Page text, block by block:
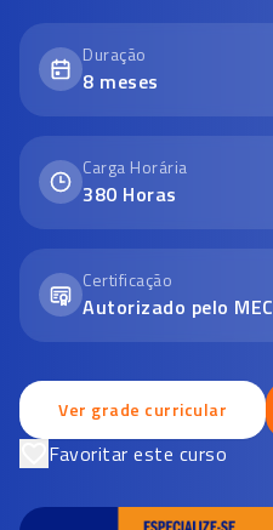
Duração
8 meses
Carga Horária
380 Horas
Certificação
Autorizado pelo MEC
Ver grade curricular
Favoritar este curso